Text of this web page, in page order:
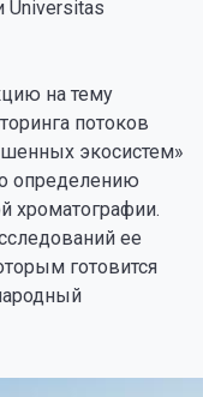
Universitas
на тему
потоков
экосистем»
определению
хроматографии.
ее
готовится